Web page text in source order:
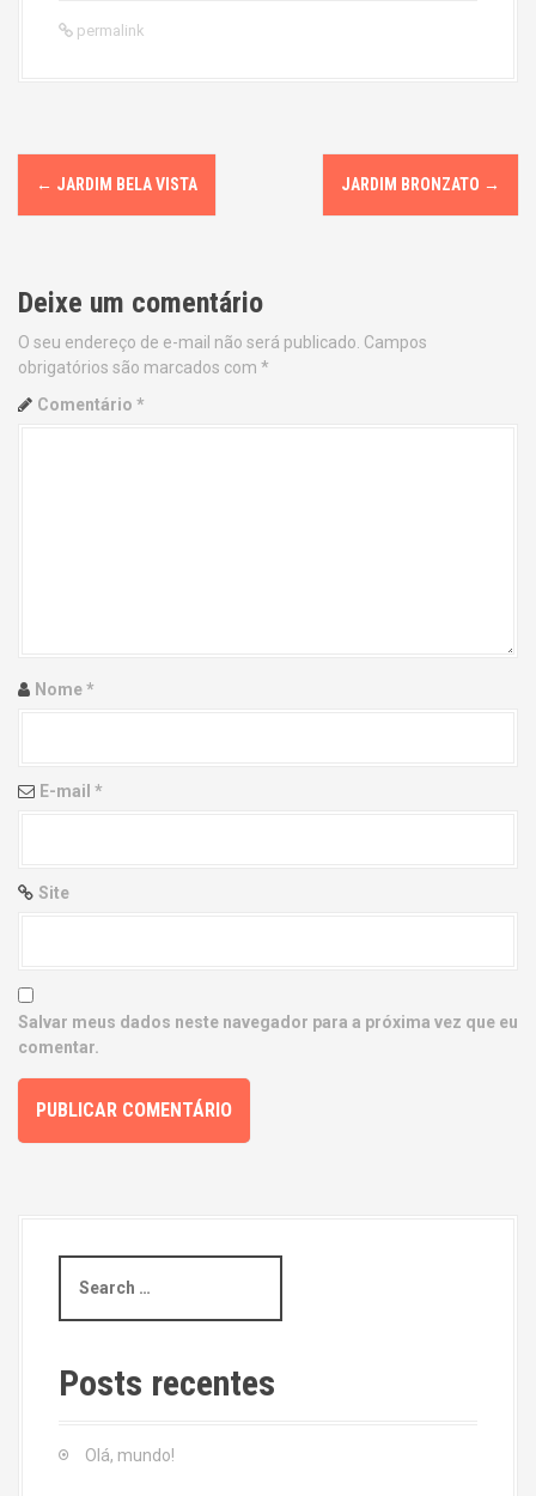
permalink
P
o
t
n
a
i
n
← JARDIM BELA VISTA JARDIM BRONZATO →
Deixe um comentário
O seu endereço de e-mail não será publicado. Campos
obrigatórios são marcados com *
Comentário *
Nome*
E-mail *
Site
Salvar meus dados neste navegador para a próxima vez que eu
comentar.
a
c
h
Posts recentes
Olá, mundo!